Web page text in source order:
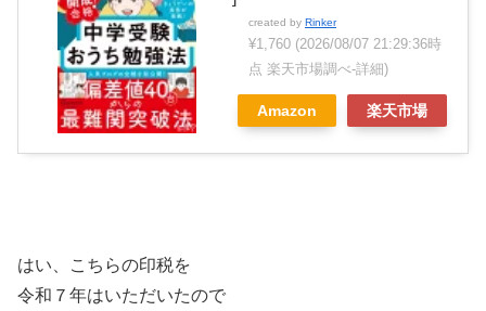
created by Rinker
¥1,760 (2026/08/07 21:29:36時
点 楽天市場調べ-詳細)
Amazon 楽天市場
はい、こちらの印税を
令和７年はいただいたので